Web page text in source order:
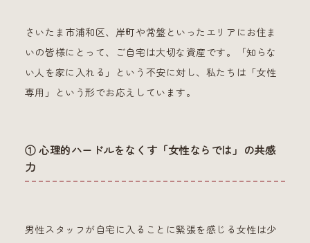
さいたま市浦和区、岸町や常盤といったエリアにお住ま
いの皆様にとって、ご自宅は大切な資産です。「知らな
い人を家に入れる」という不安に対し、私たちは「女性
専用」という形でお応えしています。
① 心理的ハードルをなくす「女性ならでは」の共感
力
男性スタッフが自宅に入ることに緊張を感じる女性は少